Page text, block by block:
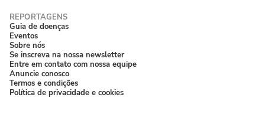
Guia de doenças
Eventos
Sobre nós
Se inscreva na nossa newsletter
Entre em contato com nossa equipe
Anuncie conosco
Termos e condições
Política de privacidade e cookies